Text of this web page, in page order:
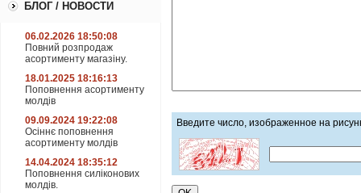
БЛОГ / НОВОСТИ
06.02.2026 18:50:08
Повний розпродаж
асортименту магазіну.
18.01.2025 18:16:13
Поповнення асортименту
молдів
09.09.2024 19:22:08
Осіннє поповнення
асортименту молдів
14.04.2024 18:35:12
Поповнення силіконових
молдів.
Введите число, изображенное на